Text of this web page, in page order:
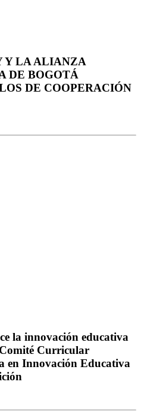
Y LA ALIANZA
DE BOGOTÁ
DE COOPERACIÓN
la innovación educativa
Curricular
en Innovación Educativa